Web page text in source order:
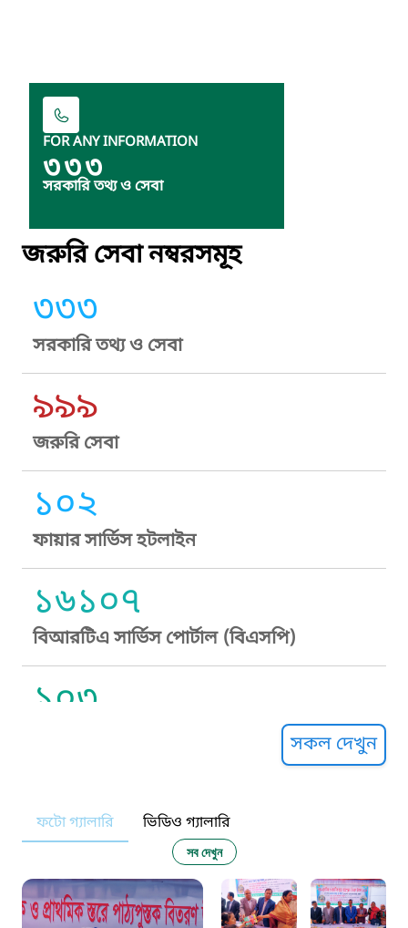
FOR ANY INFORMATION
৩৩৩
সরকারি তথ্য ও সেবা
জরুরি সেবা নম্বরসমূহ
৩৩৩
সরকারি তথ্য ও সেবা
৯৯৯
জরুরি সেবা
১০২
ফায়ার সার্ভিস হটলাইন
১৬১০৭
বিআরটিএ সার্ভিস পোর্টাল (বিএসপি)
১০৩
নারী ও শিশু নির্যাতন প্রতিরোধ
১০৬
সকল দেখুন
ফটো গ্যালারি ভিডিও গ্যালারি
সব দেখুন